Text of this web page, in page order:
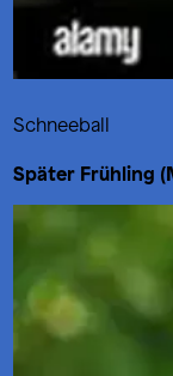
Schneeball
Später Frühling